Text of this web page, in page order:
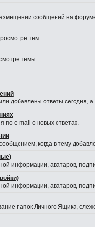
сообщений на
тем.
темы.
добавлены ответы сегодня,
по e-mail о новых ответах.
когда в тему
информации, аватаров,
информации, аватаров,
папок Личного Ящика,